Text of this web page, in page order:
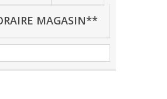
MAGASIN**